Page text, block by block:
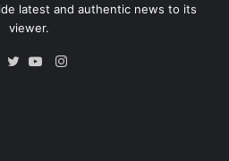
latest and authentic news to its
viewer.
Instagram